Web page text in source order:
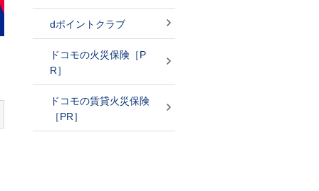
dポイントクラブ
ドコモの火災保険［P
R］
ドコモの賃貸火災保険
［PR］